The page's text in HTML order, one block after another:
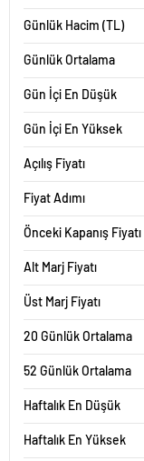
Günlük Hacim (TL)
Günlük Ortalama
Gün İçi En Düşük
Gün İçi En Yüksek
Açılış Fiyatı
Fiyat Adımı
Önceki Kapanış Fiyatı
Alt Marj Fiyatı
Üst Marj Fiyatı
20 Günlük Ortalama
52 Günlük Ortalama
Haftalık En Düşük
Haftalık En Yüksek